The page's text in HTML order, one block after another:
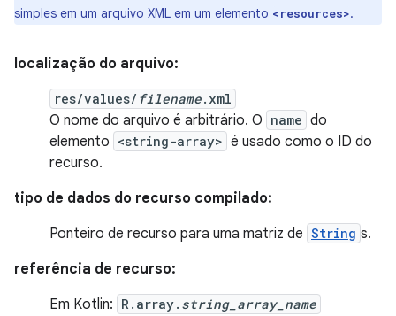
simples em um arquivo XML em um elemento <resources>.
localização do arquivo:
res/values/ filename.xml
O nome do arquivo é arbitrário. O name do
elemento <string-array> é usado como o ID do
recurso.
tipo de dados do recurso compilado:
Ponteiro de recurso para uma matriz de String s.
referência de recurso:
Em Kotlin: R.array. string_array_name